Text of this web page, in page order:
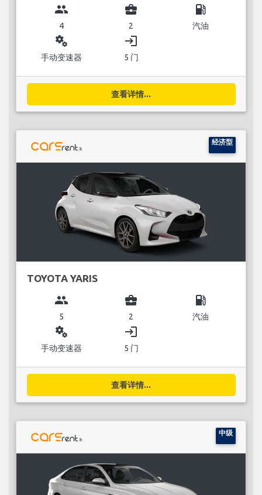
group
4
business_center
2
local_gas_station
汽油
miscellaneous_services
手动变速器
login
5 门
查看详情...
经济型
TOYOTA YARIS
group
5
business_center
2
local_gas_station
汽油
miscellaneous_services
手动变速器
login
5 门
查看详情...
中级